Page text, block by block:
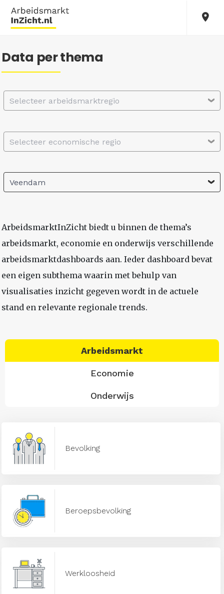
Data per thema
Selecteer arbeidsmarktregio
Selecteer economische regio
Veendam
ArbeidsmarktInZicht biedt u binnen de thema’s
arbeidsmarkt, economie en onderwijs verschillende
arbeidsmarktdashboards aan. Ieder dashboard bevat
een eigen subthema waarin met behulp van
visualisaties inzicht gegeven wordt in de actuele
stand en relevante regionale trends.
Arbeidsmarkt
Economie
Onderwijs
Bevolking
Beroepsbevolking
Werkloosheid